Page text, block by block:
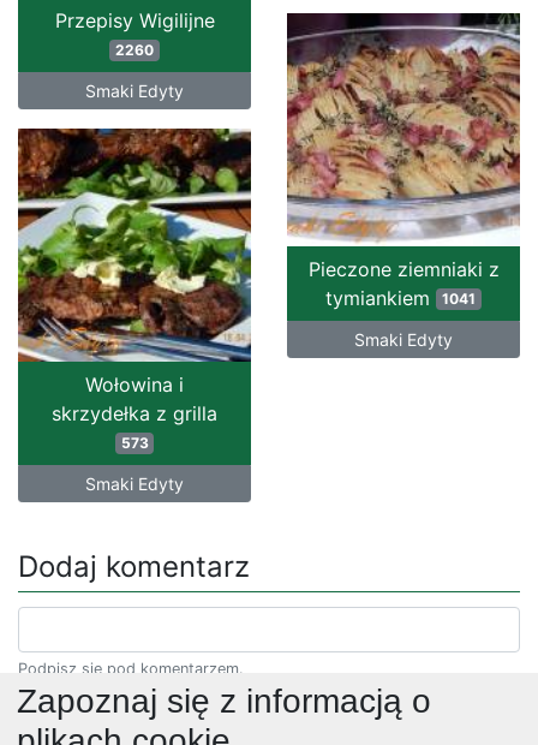
Przepisy Wigilijne
2260
Smaki Edyty
Pieczone ziemniaki z
tymiankiem 1041
Smaki Edyty
Wołowina i
skrzydełka z grilla
573
Smaki Edyty
Dodaj komentarz
Podpisz się pod komentarzem.
Zapoznaj się z informacją o